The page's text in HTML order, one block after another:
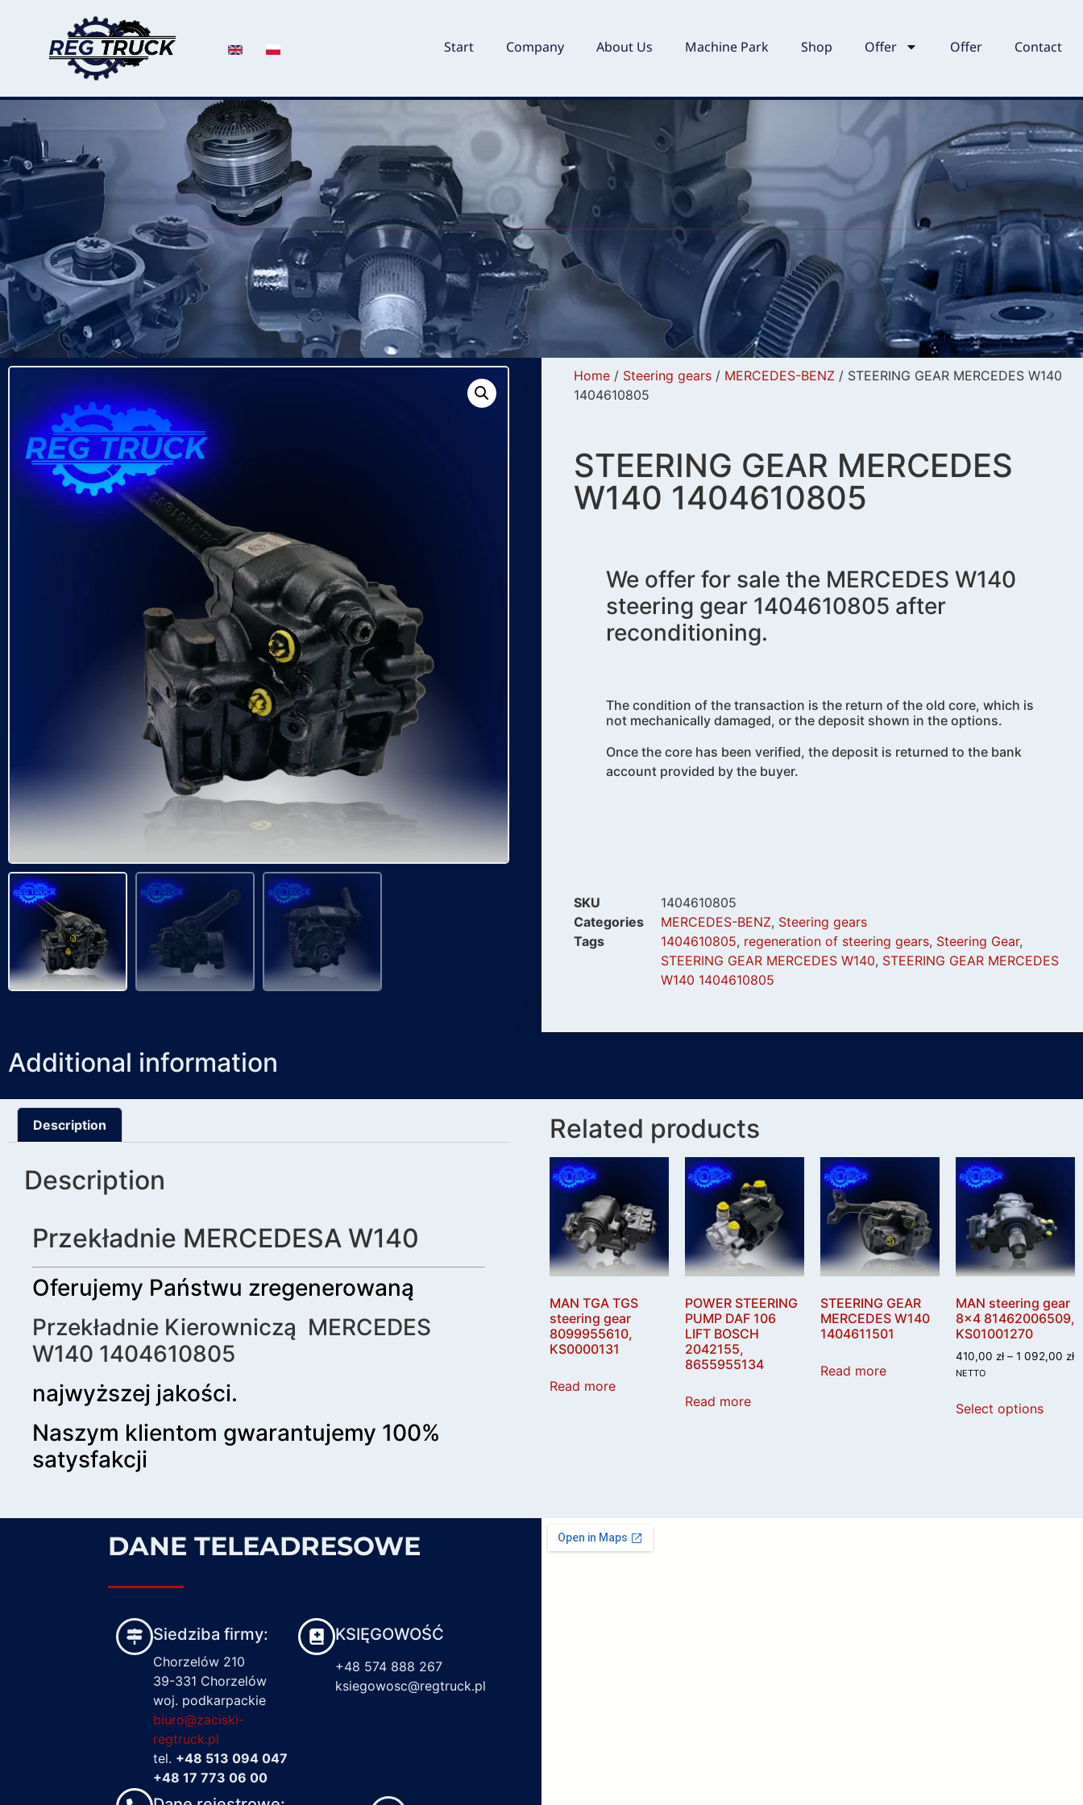
Start Company About Us Machine Park Shop Offer Offer Contact
Home / Steering gears / MERCEDES-BENZ / STEERING GEAR MERCEDES W140
1404610805
STEERING GEAR MERCEDES
W140 1404610805
We offer for sale the MERCEDES W140
steering gear 1404610805 after
reconditioning.
The condition of the transaction is the return of the old core, which is
not mechanically damaged, or the deposit shown in the options.
Once the core has been verified, the deposit is returned to the bank
account provided by the buyer.
SKU
1404610805
Categories
MERCEDES-BENZ, Steering gears
Tags
1404610805, regeneration of steering gears, Steering Gear,
STEERING GEAR MERCEDES W140, STEERING GEAR MERCEDES
W140 1404610805
Additional information
Description
Description
Przekładnie MERCEDESA W140
Oferujemy Państwu zregenerowaną
Przekładnie Kierowniczą MERCEDES
W140 1404610805
najwyższej jakości.
Naszym klientom gwarantujemy 100%
satysfakcji
Related products
MAN TGA TGS
steering gear
8099955610,
KS0000131
Read more
POWER STEERING
PUMP DAF 106
LIFT BOSCH
2042155,
8655955134
Read more
STEERING GEAR
MERCEDES W140
1404611501
Read more
MAN steering gear
8×4 81462006509,
KS01001270
410,00 zł – 1 092,00 zł
NETTO
Select options
DANE TELEADRESOWE
Siedziba firmy:
Chorzelów 210
39-331 Chorzelów
woj. podkarpackie
biuro@zaciski-
regtruck.pl
tel. +48 513 094 047
+48 17 773 06 00
KSIĘGOWOŚĆ
+48 574 888 267
ksiegowosc@regtruck.pl